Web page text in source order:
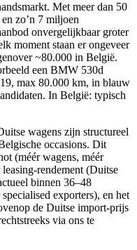
Met meer dan 50
zo’n 7 miljoen
onvergelijkbaar groter
moment staan er ongeveer
~80.000 in België.
een BMW 530d
max 80.000 km, in blauw
In België: typisch
wagens zijn structureel
occasions. Dit
(méér wagens, méér
rendement (Duitse
binnen 36–48
exporters), en het
de Duitse import-prijs
via ons te